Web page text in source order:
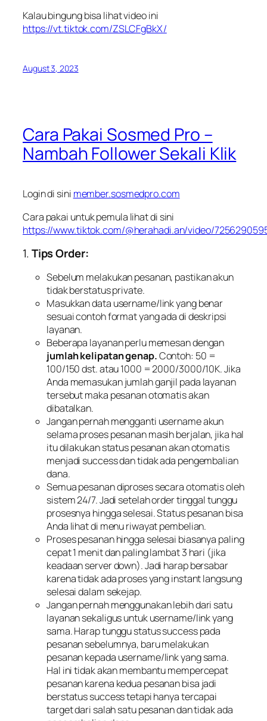
Kalau bingung bisa lihat video ini
https://vt.tiktok.com/ZSLCFgBkX/
August 3, 2023
Cara Pakai Sosmed Pro –
Nambah Follower Sekali Klik
Login di sini member.sosmedpro.com
Cara pakai untuk pemula lihat di sini
https://www.tiktok.com/@herahadi.an/video/
1.Tips Order:
Sebelum melakukan pesanan, pastikan akun
tidak berstatus private.
Masukkan data username/link yang benar
sesuai contoh format yang ada di deskripsi
layanan.
Beberapa layanan perlu memesan dengan
jumlah kelipatan genap.Contoh: 50 =
100/150 dst. atau 1000 = 2000/3000/10K. Jika
Anda memasukan jumlah ganjil pada layanan
tersebut maka pesanan otomatis akan
dibatalkan.
Jangan pernah mengganti username akun
selama proses pesanan masih berjalan, jika hal
itu dilakukan status pesanan akan otomatis
menjadi success dan tidak ada pengembalian
dana.
Semua pesanan diproses secara otomatis oleh
sistem 24/7. Jadi setelah order tinggal tunggu
prosesnya hingga selesai. Status pesanan bisa
Anda lihat di menu riwayat pembelian.
Proses pesanan hingga selesai biasanya paling
cepat 1 menit dan paling lambat 3 hari (jika
keadaan server down). Jadi harap bersabar
karena tidak ada proses yang instant langsung
selesai dalam sekejap.
Jangan pernah menggunakan lebih dari satu
layanan sekaligus untuk username/link yang
sama. Harap tunggu status success pada
pesanan sebelumnya, baru melakukan
pesanan kepada username/link yang sama.
Hal ini tidak akan membantu mempercepat
pesanan karena kedua pesanan bisa jadi
berstatus success tetapi hanya tercapai
target dari salah satu pesanan dan tidak ada